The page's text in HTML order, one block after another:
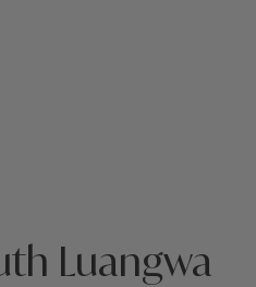
Luangwa